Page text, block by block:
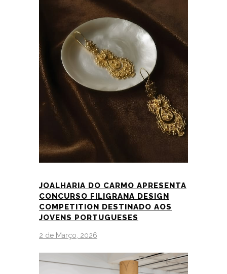
JOALHARIA DO CARMO APRESENTA
CONCURSO FILIGRANA DESIGN
COMPETITION DESTINADO AOS
JOVENS PORTUGUESES
2 de Março, 2026